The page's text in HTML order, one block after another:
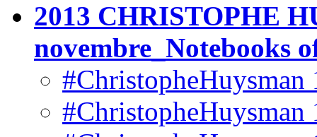
2013 CHRISTOPHE
novembre_Notebooks
#ChristopheHuysman